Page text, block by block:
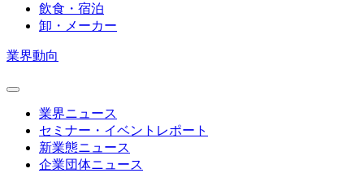
飲食・宿泊
卸・メーカー
業界動向
業界ニュース
セミナー・イベントレポート
新業態ニュース
企業団体ニュース